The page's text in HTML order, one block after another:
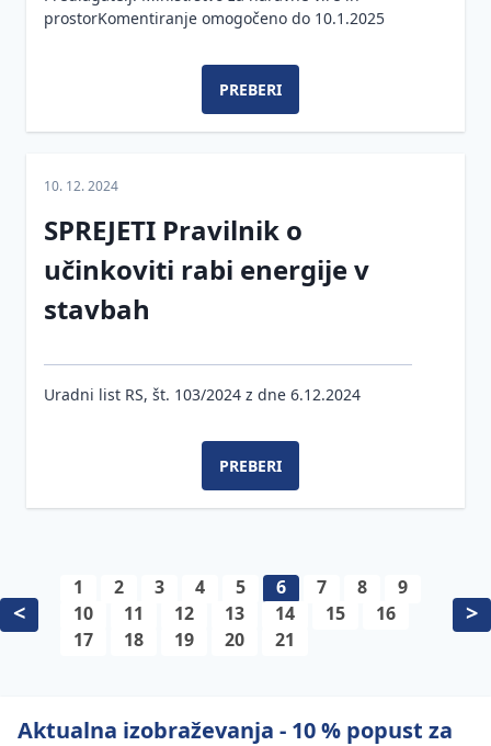
prostorKomentiranje omogočeno do 10.1.2025
PREBERI
10. 12. 2024
SPREJETI Pravilnik o
učinkoviti rabi energije v
stavbah
Uradni list RS, št. 103/2024 z dne 6.12.2024
PREBERI
<
1 2 3 4 5 6 7 8
9
10
11 12 13 14 15
16
17
18 19 20 21
>
Aktualna izobraževanja - 10 % popust za